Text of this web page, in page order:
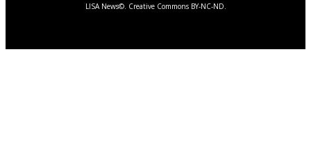
LISA News©. Creative Commons BY-NC-ND.